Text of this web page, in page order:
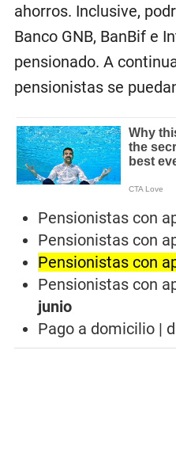
ahorros. Inclusive,
Banco GNB, BanBif e
pensionado. A
pensionistas se
Pensionistas con
Pensionistas con
Pensionistas con
Pensionistas con
junio
Pago a domicilio |